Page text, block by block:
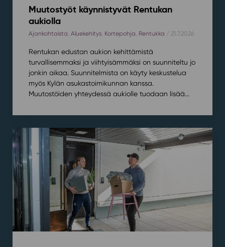
Muutostyöt käynnistyvät Rentukan
aukiolla
Ajankohtaista, Aluekehitys, Kortepohja, Rentukka / 21.7.2026
Rentukan edustan aukion kehittämistä
turvallisemmaksi ja viihtyisämmäksi on suunniteltu jo
jonkin aikaa. Suunnitelmista on käyty keskustelua
myös Kylän asukastoimikunnan kanssa.
Muutostöiden yhteydessä aukiolle tuodaan lisää...